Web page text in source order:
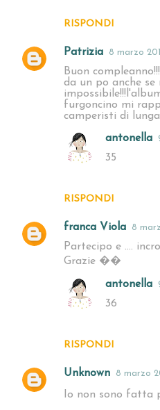
RISPONDI
Patrizia 8 marzo
Buon
da un po anche se
furgoncino mi
camperisti di
RISPONDI
antonella
35
franca Viola 8
Partecipo e ....
Grazie ��
RISPONDI
antonella
36
Unknown 8 marzo
Io non sono fatta